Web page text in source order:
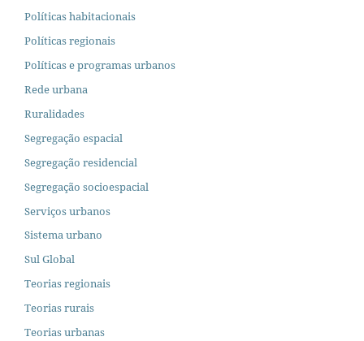
Políticas habitacionais
Políticas regionais
Políticas e programas urbanos
Rede urbana
Ruralidades
Segregação espacial
Segregação residencial
Segregação socioespacial
Serviços urbanos
Sistema urbano
Sul Global
Teorias regionais
Teorias rurais
Teorias urbanas